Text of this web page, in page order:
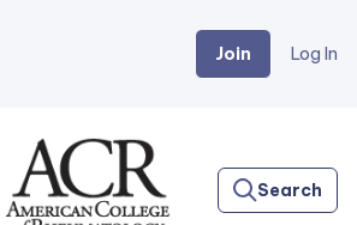
Join Log In
Home
Search